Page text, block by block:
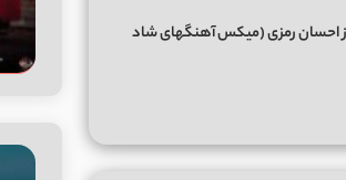
ریمیکس هایپ نایت 01 از احسان رمزی (میکس آهنگهای شاد